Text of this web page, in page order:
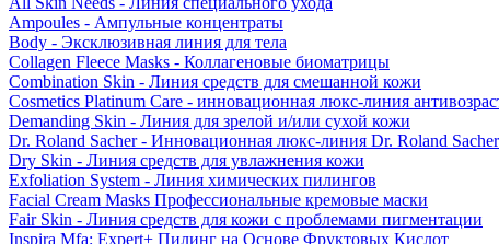
Ampoules - Ампульные концентраты
Body - Эксклюзивная линия для тела
Collagen Fleece Masks - Коллагеновые биоматрицы
Combination Skin - Линия средств для смешанной кожи
Cosmetics Platinum Care - инновационная люкс-линия
Demanding Skin - Линия для зрелой и/или сухой кожи
Dr. Roland Sacher - Инновационная люкс-линия Dr. Roland Sacher
Dry Skin - Линия средств для увлажнения кожи
Exfoliation System - Линия химических пилингов
Facial Cream Masks Профессиональные кремовые маски
Fair Skin - Линия средств для кожи с проблемами пигментации
Inspira Mfa: Expert+ Пилинг на Основе Фруктовых Кислот